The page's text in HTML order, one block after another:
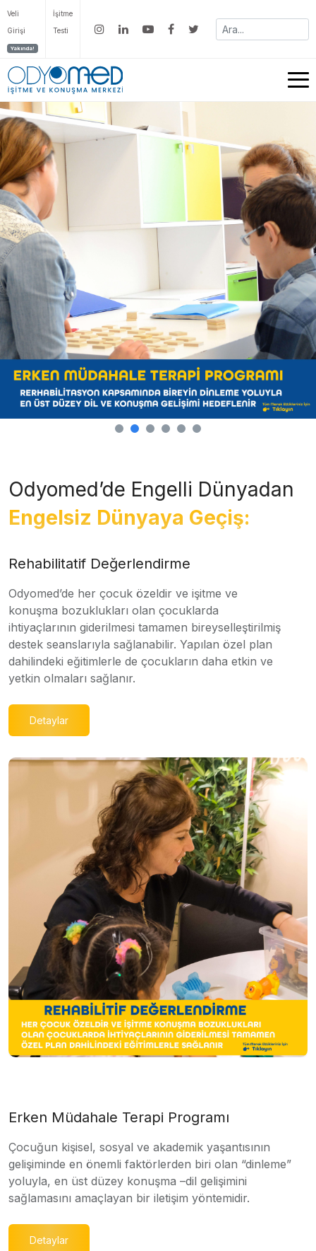
Veli
Girişi
Yakında!
İşitme
Testi
Odyomed’de Engelli Dünyadan
Engelsiz Dünyaya Geçiş:
Rehabilitatif Değerlendirme
Odyomed’de her çocuk özeldir ve işitme ve
konuşma bozuklukları olan çocuklarda
ihtiyaçlarının giderilmesi tamamen bireyselleştirilmiş
destek seanslarıyla sağlanabilir. Yapılan özel plan
dahilindeki eğitimlerle de çocukların daha etkin ve
yetkin olmaları sağlanır.
Detaylar
Erken Müdahale Terapi Programı
Çocuğun kişisel, sosyal ve akademik yaşantısının
gelişiminde en önemli faktörlerden biri olan “dinleme”
yoluyla, en üst düzey konuşma –dil gelişimini
sağlamasını amaçlayan bir iletişim yöntemidir.
Detaylar